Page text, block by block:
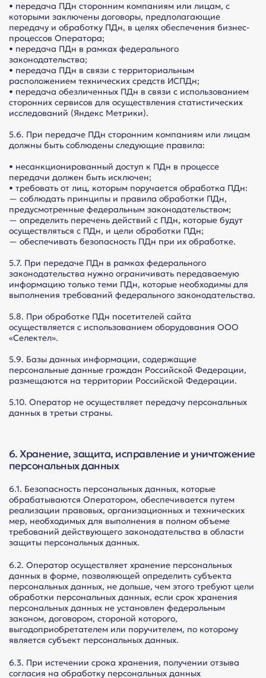
• передача ПДн сторонним компаниям или лицам, с
которыми заключены договоры, предполагающие
передачу и обработку ПДн, в целях обеспечения бизнес-
процессов Оператора;
• передача ПДн в рамках федерального
законодательства;
• передача ПДн в связи с территориальным
расположением технических средств ИСПДн;
• передача обезличенных ПДн в связи с использованием
сторонних сервисов для осуществления статистических
исследований (Яндекс Метрики).
5.6. При передаче ПДн сторонним компаниям или лицам
должны быть соблюдены следующие правила:
• несанкционированный доступ к ПДн в процессе
передачи должен быть исключен;
• требовать от лиц, которым поручается обработка ПДн:
— соблюдать принципы и правила обработки ПДн,
предусмотренные федеральным законодательством;
— определить перечень действий с ПДн, которые будут
осуществляться с ПДн, и цели обработки ПДн;
— обеспечивать безопасность ПДн при их обработке.
5.7. При передаче ПДн в рамках федерального
законодательства нужно ограничивать передаваемую
информацию только теми ПДн, которые необходимы для
выполнения требований федерального законодательства.
5.8. При обработке ПДн посетителей сайта
осуществляется с использованием оборудования ООО
«Селектел».
5.9. Базы данных информации, содержащие
персональные данные граждан Российской Федерации,
размещаются на территории Российской Федерации.
5.10. Оператор не осуществляет передачу персональных
данных в третьи страны.
6. Хранение, защита, исправление и уничтожение
персональных данных
6.1. Безопасность персональных данных, которые
обрабатываются Оператором, обеспечивается путем
реализации правовых, организационных и технических
мер, необходимых для выполнения в полном объеме
требований действующего законодательства в области
защиты персональных данных.
6.2. Оператор осуществляет хранение персональных
данных в форме, позволяющей определить субъекта
персональных данных, не дольше, чем этого требуют цели
обработки персональных данных, если срок хранения
персональных данных не установлен федеральным
законом, договором, стороной которого,
выгодоприобретателем или поручителем, по которому
является субъект персональных данных.
6.3. При истечении срока хранения, получении отзыва
согласия на обработку персональных данных